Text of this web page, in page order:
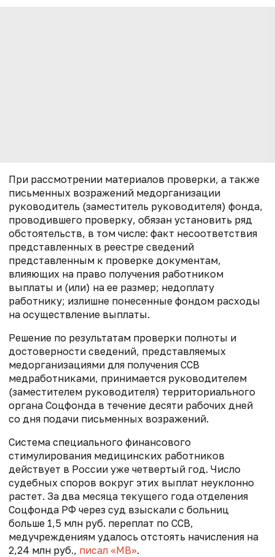
При рассмотрении материалов проверки, а также
письменных возражений медорганизации
руководитель (заместитель руководителя) фонда,
проводившего проверку, обязан установить ряд
обстоятельств, в том числе: факт несоответствия
представленных в реестре сведений
представленным к проверке документам,
влияющих на право получения работником
выплаты и (или) на ее размер; недоплату
работнику; излишне понесенные фондом расходы
на осуществление выплаты.
Решение по результатам проверки полноты и
достоверности сведений, представляемых
медорганизациями для получения ССВ
медработниками, принимается руководителем
(заместителем руководителя) территориального
органа Соцфонда в течение десяти рабочих дней
со дня подачи письменных возражений.
Система специального финансового
стимулирования медицинских работников
действует в России уже четвертый год. Число
судебных споров вокруг этих выплат неуклонно
растет. За два месяца текущего года отделения
Соцфонда РФ через суд взыскали с больниц
больше 1,5 млн руб. переплат по ССВ,
медучреждениям удалось отстоять начисления на
2,24 млн руб., писал «МВ».